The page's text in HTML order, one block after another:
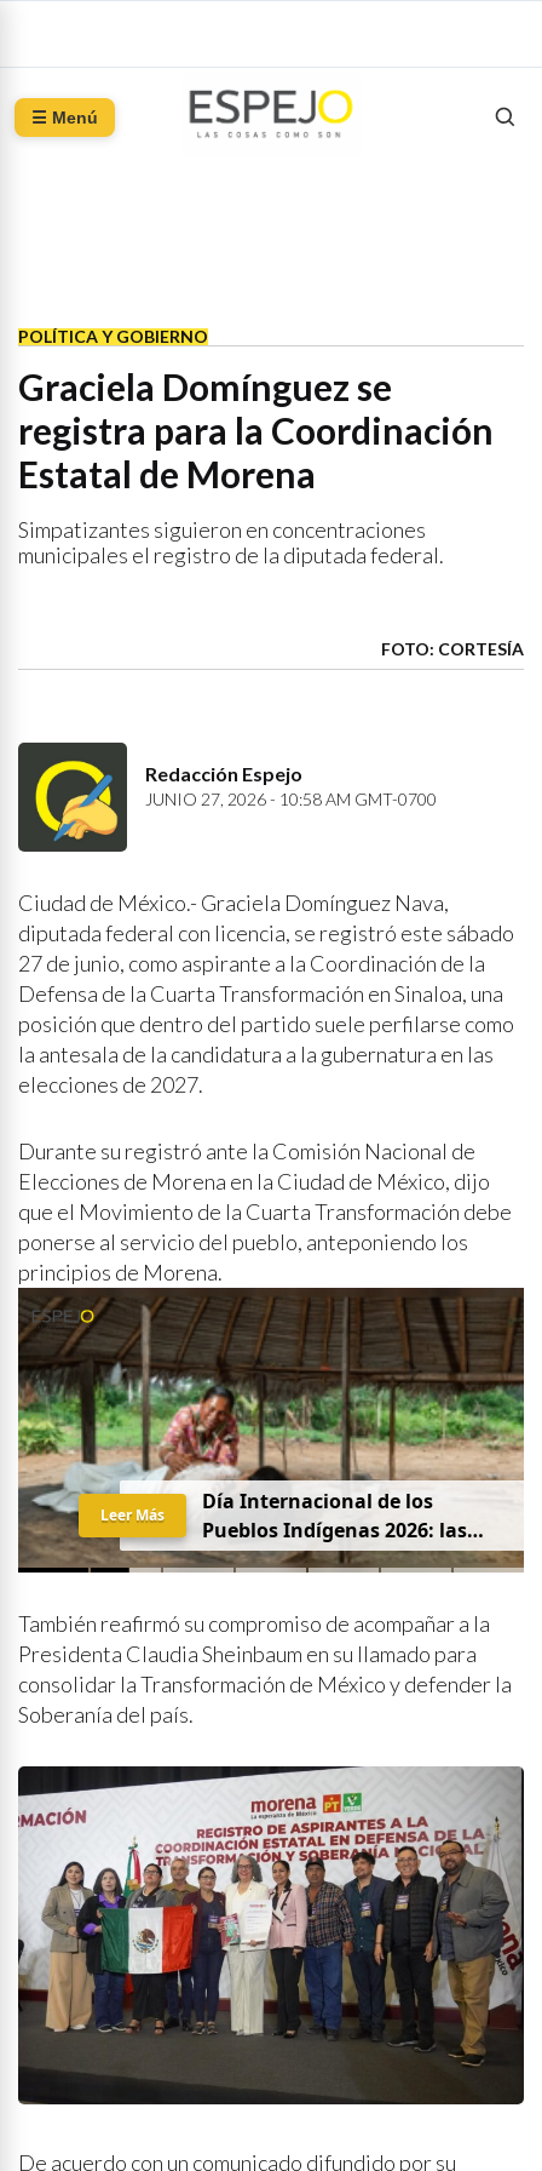
☰ Menú
POLÍTICA Y GOBIERNO
Graciela Domínguez se
registra para la Coordinación
Estatal de Morena
Simpatizantes siguieron en concentraciones
municipales el registro de la diputada federal.
FOTO: CORTESÍA
Redacción Espejo
JUNIO 27, 2026 - 10:58 AM GMT-0700
Ciudad de México.- Graciela Domínguez Nava,
diputada federal con licencia, se registró este sábado
27 de junio, como aspirante a la Coordinación de la
Defensa de la Cuarta Transformación en Sinaloa, una
posición que dentro del partido suele perfilarse como
la antesala de la candidatura a la gubernatura en las
elecciones de 2027.
Durante su registró ante la Comisión Nacional de
Elecciones de Morena en la Ciudad de México, dijo
que el Movimiento de la Cuarta Transformación debe
ponerse al servicio del pueblo, anteponiendo los
principios de Morena.
Día Internacional de los
Pueblos Indígenas 2026: las
mujeres que protegen la
Leer Más
También reafirmó su compromiso de acompañar a la
Presidenta Claudia Sheinbaum en su llamado para
consolidar la Transformación de México y defender la
Soberanía del país.
De acuerdo con un comunicado difundido por su